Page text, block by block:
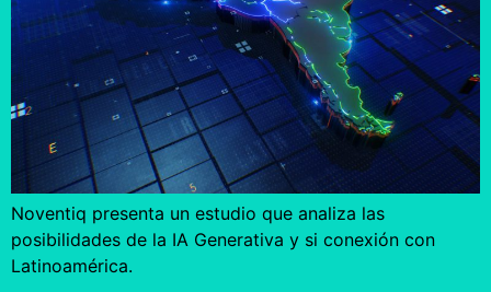
Noventiq presenta un estudio que analiza las
posibilidades de la IA Generativa y si conexión con
Latinoamérica.